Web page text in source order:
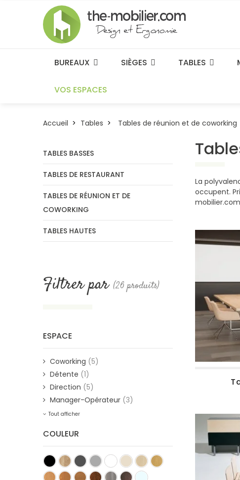
BUREAUX SIÈGES TABLES
VOS ESPACES
Accueil Tables Tables de réunion et de coworking
TABLES BASSES
TABLES DE RESTAURANT
TABLES DE RÉUNION ET DE
COWORKING
TABLES HAUTES
Filtrer par (26 produits)
ESPACE
Coworking (5)
Détente (1)
Direction (5)
Manager-Opérateur (3)
Tout afficher
COULEUR
La
occupent.
mobilier.com